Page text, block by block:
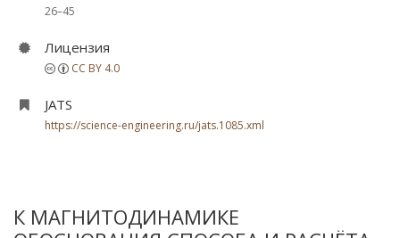
26–45
Лицензия
CC BY 4.0
JATS
https://science-engineering.ru/jats.1085.xml
К МАГНИТОДИНАМИКЕ